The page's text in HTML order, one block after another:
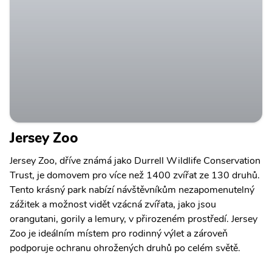
Jersey Zoo
Jersey Zoo, dříve známá jako Durrell Wildlife Conservation
Trust, je domovem pro více než 1400 zvířat ze 130 druhů.
Tento krásný park nabízí návštěvníkům nezapomenutelný
zážitek a možnost vidět vzácná zvířata, jako jsou
orangutani, gorily a lemury, v přirozeném prostředí. Jersey
Zoo je ideálním místem pro rodinný výlet a zároveň
podporuje ochranu ohrožených druhů po celém světě.